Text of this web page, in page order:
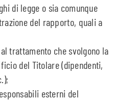
di legge o sia comunque
del rapporto, quali a
trattamento che svolgono la
del Titolare (dipendenti,
esterni del